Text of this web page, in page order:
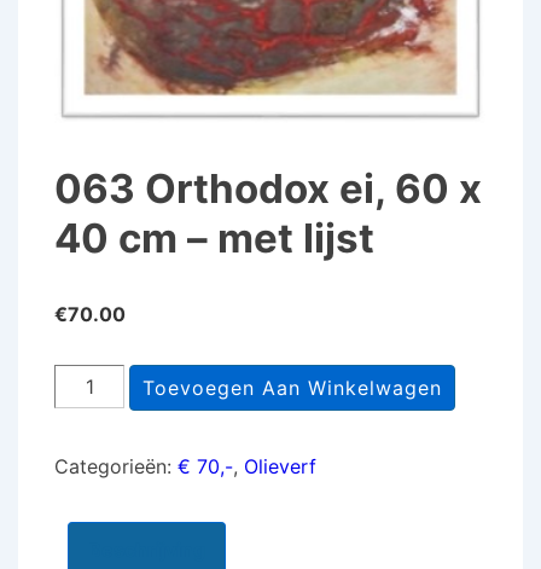
063 Orthodox ei, 60 x
40 cm – met lijst
€70.00
063
Orthodox
60
Toevoegen Aan Winkelwagen
Categorieën: € 70,-, Olieverf